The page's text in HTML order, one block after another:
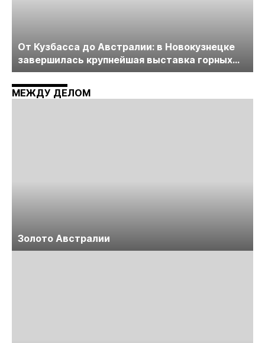
От Кузбасса до Австралии: в Новокузнецке
завершилась крупнейшая выставка горных
технологий «Недра России. Уголь России и
Майнинг»
МЕЖДУ ДЕЛОМ
Золото Австралии